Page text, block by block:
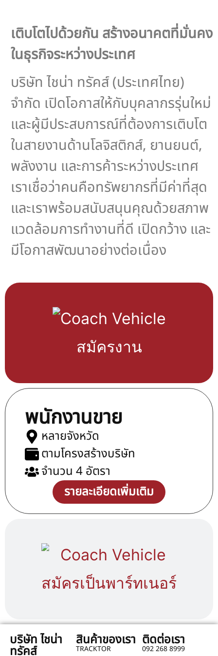
เติบโตไปด้วยกัน สร้างอนาคตที่มั่นคง
ในธุรกิจระหว่างประเทศ
บริษัท ไชน่า ทรัคส์ (ประเทศไทย)
จำกัด เปิดโอกาสให้กับบุคลากรรุ่นใหม่
และผู้มีประสบการณ์ที่ต้องการเติบโต
ในสายงานด้านโลจิสติกส์, ยานยนต์,
พลังงาน และการค้าระหว่างประเทศ
เราเชื่อว่าคนคือทรัพยากรที่มีค่าที่สุด
และเราพร้อมสนับสนุนคุณด้วยสภาพ
แวดล้อมการทำงานที่ดี เปิดกว้าง และ
มีโอกาสพัฒนาอย่างต่อเนื่อง
สมัครงาน
สมัครเป็นพาร์ทเนอร์
พนักงานขาย
หลายจังหวัด
ตามโครงสร้างบริษัท
จำนวน 4 อัตรา
รายละเอียดเพิ่มเติม
บริษัท ไชน่า
ทรัคส์
สินค้าของเรา
TRACKTOR
ติดต่อเรา
092 268 8999